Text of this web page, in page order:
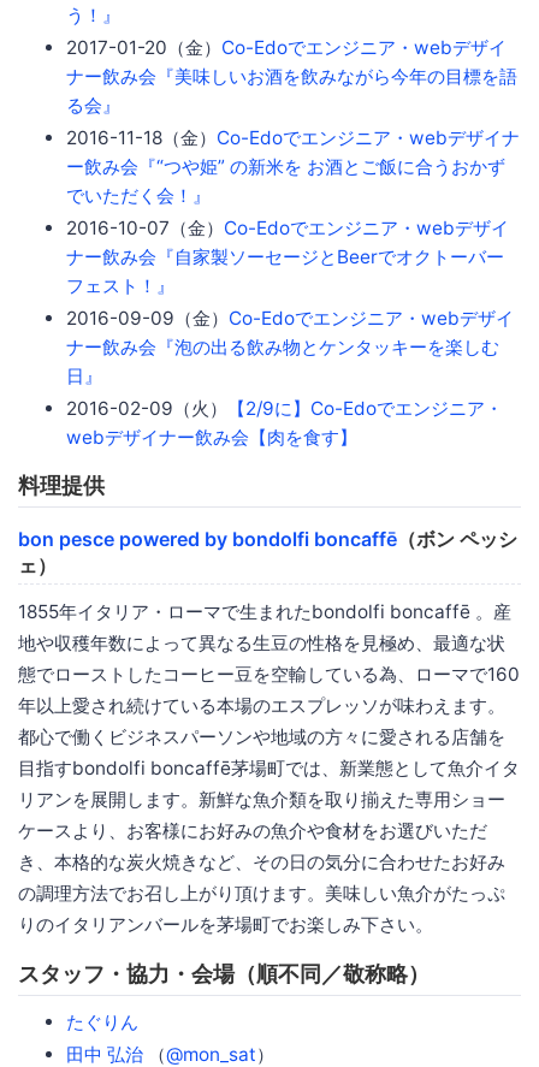
う！』
2017-01-20（金） Co-Edoでエンジニア・webデザイ
ナー飲み会『美味しいお酒を飲みながら今年の目標を語
る会』
2016-11-18（金） Co-Edoでエンジニア・webデザイナ
ー飲み会『“つや姫” の新米を お酒とご飯に合うおかず
でいただく会！』
2016-10-07（金） Co-Edoでエンジニア・webデザイ
ナー飲み会『自家製ソーセージとBeerでオクトーバー
フェスト！』
2016-09-09（金） Co-Edoでエンジニア・webデザイ
ナー飲み会『泡の出る飲み物とケンタッキーを楽しむ
日』
2016-02-09（火）
【2/9に】Co-Edoでエンジニア・
webデザイナー飲み会【肉を食す】
料理提供
bon pesce powered by bondolfi boncaffē （ボン ペッシ
ェ）
1855年イタリア・ローマで生まれたbondolfi boncaffē 。産
地や収穫年数によって異なる生豆の性格を見極め、最適な状
態でローストしたコーヒー豆を空輸している為、ローマで160
年以上愛され続けている本場のエスプレッソが味わえます。
都心で働くビジネスパーソンや地域の方々に愛される店舗を
目指すbondolfi boncaffē茅場町では、新業態として魚介イタ
リアンを展開します。新鮮な魚介類を取り揃えた専用ショー
ケースより、お客様にお好みの魚介や食材をお選びいただ
き、本格的な炭火焼きなど、その日の気分に合わせたお好み
の調理方法でお召し上がり頂けます。美味しい魚介がたっぷ
りのイタリアンバールを茅場町でお楽しみ下さい。
スタッフ・協力・会場（順不同／敬称略）
たぐりん
田中 弘治 （@mon_sat）